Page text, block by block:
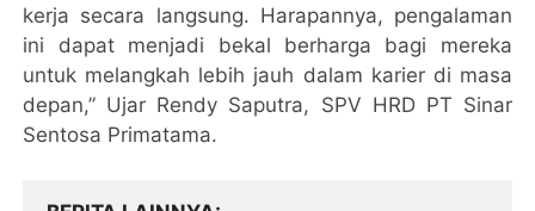
kerja secara langsung. Harapannya, pengalaman
ini dapat menjadi bekal berharga bagi mereka
untuk melangkah lebih jauh dalam karier di masa
depan,” Ujar Rendy Saputra, SPV HRD PT Sinar
Sentosa Primatama.